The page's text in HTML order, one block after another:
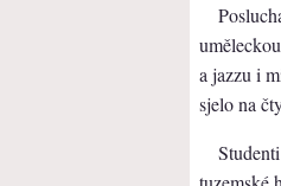
a jazzu i
sjelo na